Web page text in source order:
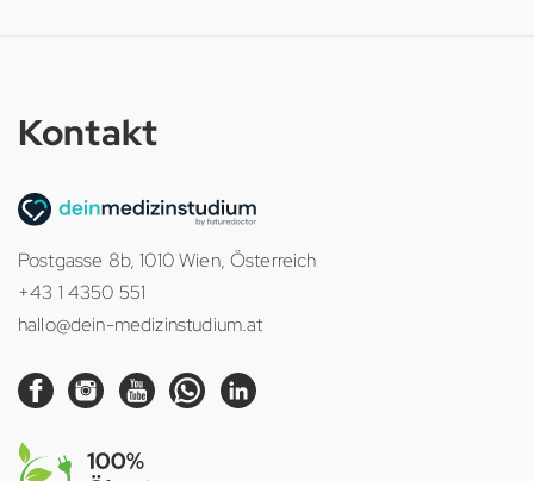
Kontakt
Postgasse 8b, 1010 Wien, Österreich
+43 1 4350 551
hallo@dein-medizinstudium.at